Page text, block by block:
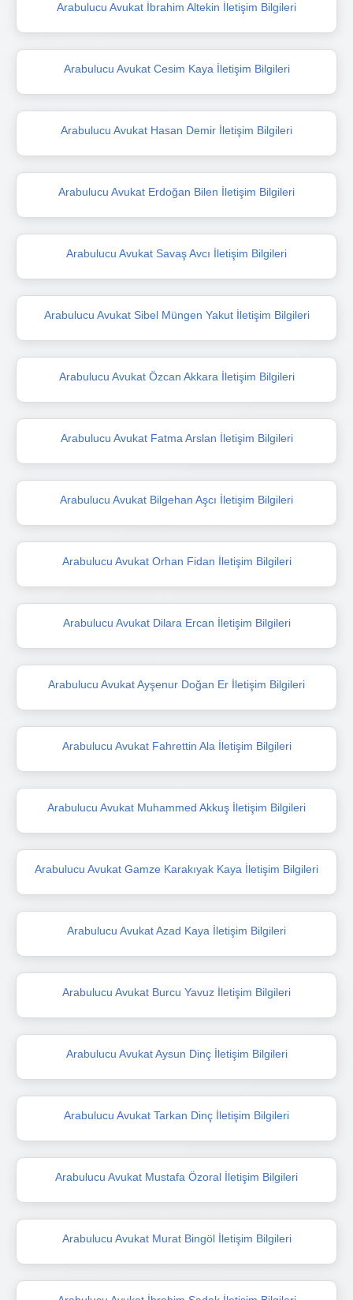
Arabulucu Avukat İbrahim Altekin İletişim Bilgileri
Arabulucu Avukat Cesim Kaya İletişim Bilgileri
Arabulucu Avukat Hasan Demir İletişim Bilgileri
Arabulucu Avukat Erdoğan Bilen İletişim Bilgileri
Arabulucu Avukat Savaş Avcı İletişim Bilgileri
Arabulucu Avukat Sibel Müngen Yakut İletişim Bilgileri
Arabulucu Avukat Özcan Akkara İletişim Bilgileri
Arabulucu Avukat Fatma Arslan İletişim Bilgileri
Arabulucu Avukat Bilgehan Aşcı İletişim Bilgileri
Arabulucu Avukat Orhan Fidan İletişim Bilgileri
Arabulucu Avukat Dilara Ercan İletişim Bilgileri
Arabulucu Avukat Ayşenur Doğan Er İletişim Bilgileri
Arabulucu Avukat Fahrettin Ala İletişim Bilgileri
Arabulucu Avukat Muhammed Akkuş İletişim Bilgileri
Arabulucu Avukat Gamze Karakıyak Kaya İletişim Bilgileri
Arabulucu Avukat Azad Kaya İletişim Bilgileri
Arabulucu Avukat Burcu Yavuz İletişim Bilgileri
Arabulucu Avukat Aysun Dinç İletişim Bilgileri
Arabulucu Avukat Tarkan Dinç İletişim Bilgileri
Arabulucu Avukat Mustafa Özoral İletişim Bilgileri
Arabulucu Avukat Murat Bingöl İletişim Bilgileri